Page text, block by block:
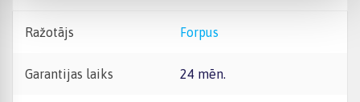
Ražotājs Forpus
Garantijas laiks 24 mēn.